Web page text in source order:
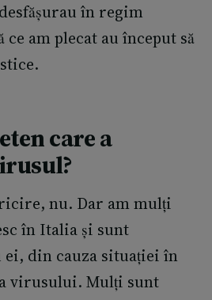
în regim
am plecat au început să
care a
nu. Dar am mulți
în Italia și sunt
din cauza situației în
virusului. Mulți sunt